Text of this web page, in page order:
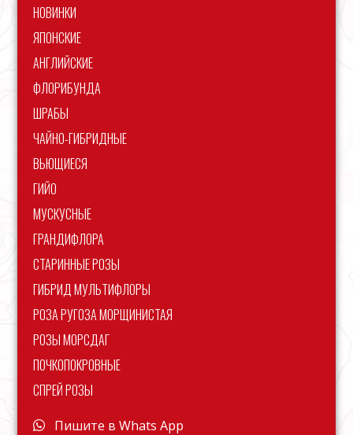
НОВИНКИ
ЯПОНСКИЕ
АНГЛИЙСКИЕ
ФЛОРИБУНДА
ШРАБЫ
ЧАЙНО-ГИБРИДНЫЕ
ВЬЮЩИЕСЯ
ГИЙО
МУСКУСНЫЕ
ГРАНДИФЛОРА
СТАРИННЫЕ РОЗЫ
ГИБРИД МУЛЬТИФЛОРЫ
РОЗА РУГОЗА МОРЩИНИСТАЯ
РОЗЫ МОРСДАГ
ПОЧКОПОКРОВНЫЕ
СПРЕЙ РОЗЫ
Пишите в Whats App